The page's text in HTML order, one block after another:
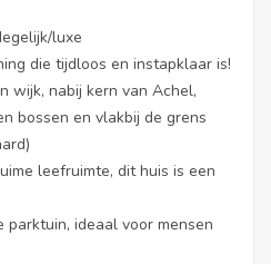
luxe
die tijdloos en instapklaar is!
wijk, nabij kern van Achel,
bossen en vlakbij de grens
leefruimte, dit huis is een
parktuin, ideaal voor mensen